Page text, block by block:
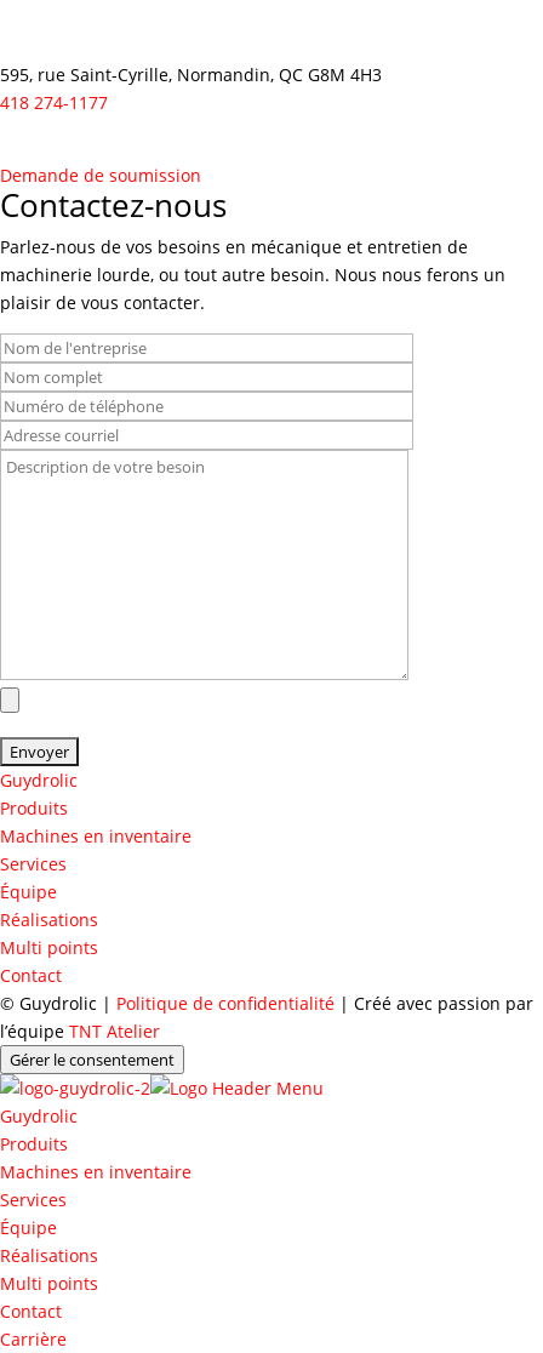
595, rue Saint-Cyrille, Normandin, QC G8M 4H3
418 274-1177
Demande de soumission
Contactez-nous
Parlez-nous de vos besoins en mécanique et entretien de
machinerie lourde, ou tout autre besoin. Nous nous ferons un
plaisir de vous contacter.
Guydrolic
Produits
Machines en inventaire
Services
Équipe
Réalisations
Multi points
Contact
© Guydrolic | Politique de confidentialité | Créé avec passion par
l’équipe TNT Atelier
Gérer le consentement
Guydrolic
Produits
Machines en inventaire
Services
Équipe
Réalisations
Multi points
Contact
Carrière